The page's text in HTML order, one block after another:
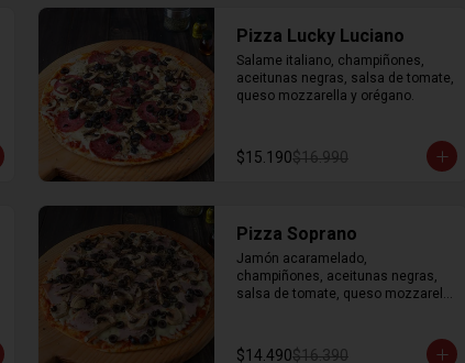
Pizza Lucky Luciano
Salame italiano, champiñones,
aceitunas negras, salsa de tomate,
queso mozzarella y orégano.
$15.190$16.990
Pizza Soprano
Jamón acaramelado,
champiñones, aceitunas negras,
salsa de tomate, queso mozzarella
$14.490$16.390